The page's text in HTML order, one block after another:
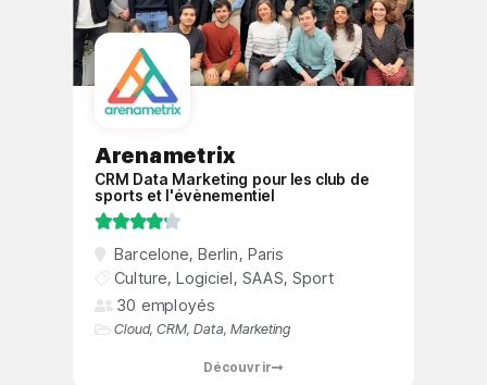
Arenametrix
CRM Data Marketing pour les club de
sports et l'évènementiel

Barcelone,Berlin, Paris
Culture,Logiciel, SAAS,Sport
30 employés
Cloud,CRM,Data, Marketing
Découvrir